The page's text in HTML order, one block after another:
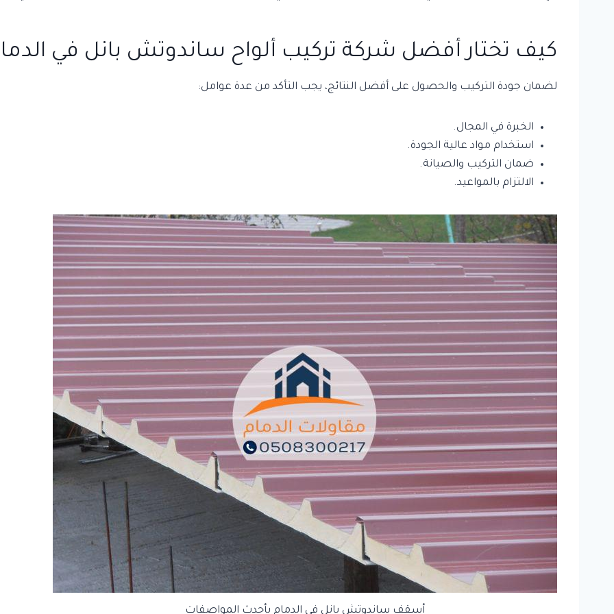
كيف تختار أفضل شركة تركيب ألواح ساندوتش بانل في
لضمان جودة التركيب والحصول على أفضل النتائج، يجب التأكد من عدة عوامل:
الخبرة في المجال.
استخدام مواد عالية الجودة.
ضمان التركيب والصيانة.
الالتزام بالمواعيد.
أسقف ساندوتش بانل في الدمام بأحدث المواصفات